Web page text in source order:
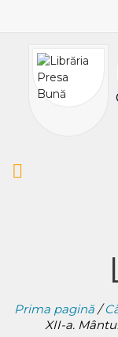
Prima pagină/
XII-a.